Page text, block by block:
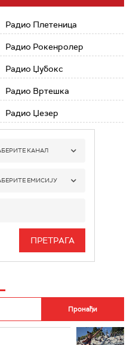
Радио Плетеница
Радио Рокенролер
Радио Џубокс
Радио Вртешка
Радио Џезер
КАНАЛ
РАДИО БЕОГРАД 1
РАДИО БЕОГРАД 3
РАДИО РОКЕНРОЛЕР
ЕМИСИЈУ
ИНФО